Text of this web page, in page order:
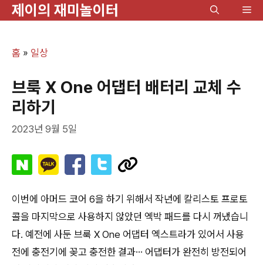
제이의 재미놀이터
메
홈 » 일상
브룩 X One 어댑터 배터리 교체 수
리하기
2023년 9월 5일
이번에 아머드 코어 6을 하기 위해서 작년에 칼리스토 프로토
콜을 마지막으로 사용하지 않았던 엑박 패드를 다시 꺼냈습니
다. 예전에 사둔 브룩 X One 어댑터 엑스트라가 있어서 사용
전에 충전기에 꽂고 충전한 결과… 어댑터가 완전히 방전되어